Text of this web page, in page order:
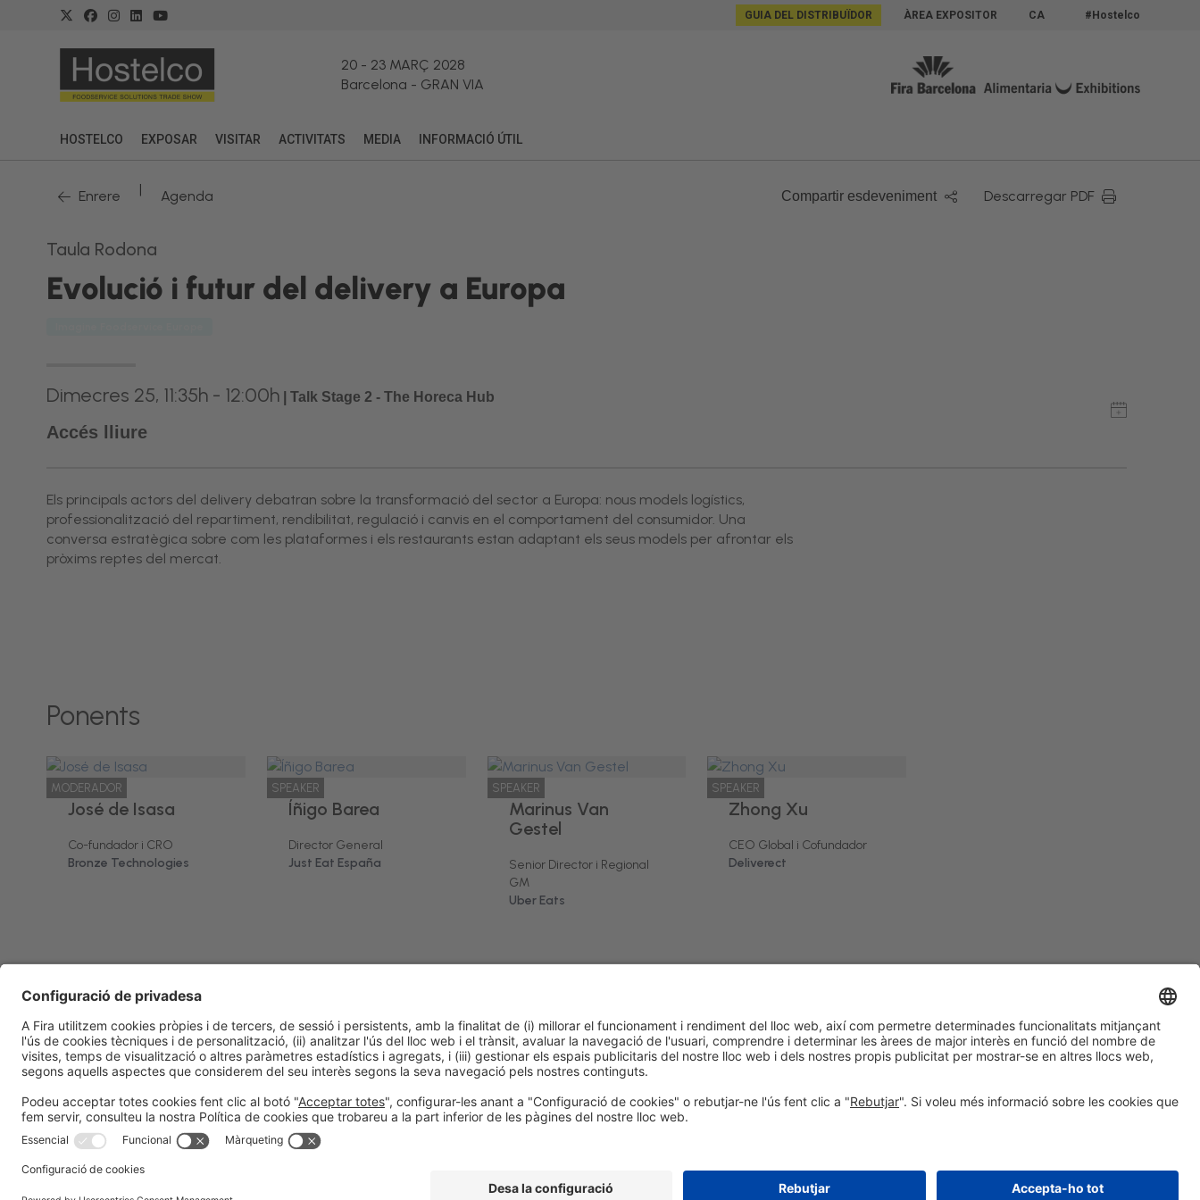
GUIA DEL DISTRIBUÏDOR ÀREA EXPOSITOR CA #Hostelco
20- 23 MARÇ 2028
Barcelona - GRAN VIA
HOSTELCO EXPOSAR VISITAR ACTIVITATS MEDIA INFORMACIÓ ÚTIL
Enrere | Agenda Compartir esdeveniment Descarregar PDF
Taula Rodona
Evolució i futur del delivery a Europa
Dimecres 25, 11:35h - 12:00h Talk Stage 2 - The Horeca Hub
Accés lliure
Els principals actors del delivery debatran sobre la transformació del sector a Europa: nous models logístics,
professionalització del repartiment, rendibilitat, regulació i canvis en el comportament del consumidor. Una
conversa estratègica sobre com les plataformes i els restaurants estan adaptant els seus models per afrontar els
pròxims reptes del mercat.
Ponents
SPEAKER
Zhong Xu
CEO Global i Cofundador
Deliverect
SPEAKER
Íñigo Barea
Director General
Just Eat España
MODERADOR
José de Isasa
Co-fundador i CRO
Bronze Technologies
SPEAKER
Marinus Van
Gestel
Senior Director i Regional
GM
Uber Eats
Informació legalAvís legalPolítica de privacitatPolítica de cookies
#HOSTELCO2028
a les xarxes socials
© 2026 Fira de Barcelona